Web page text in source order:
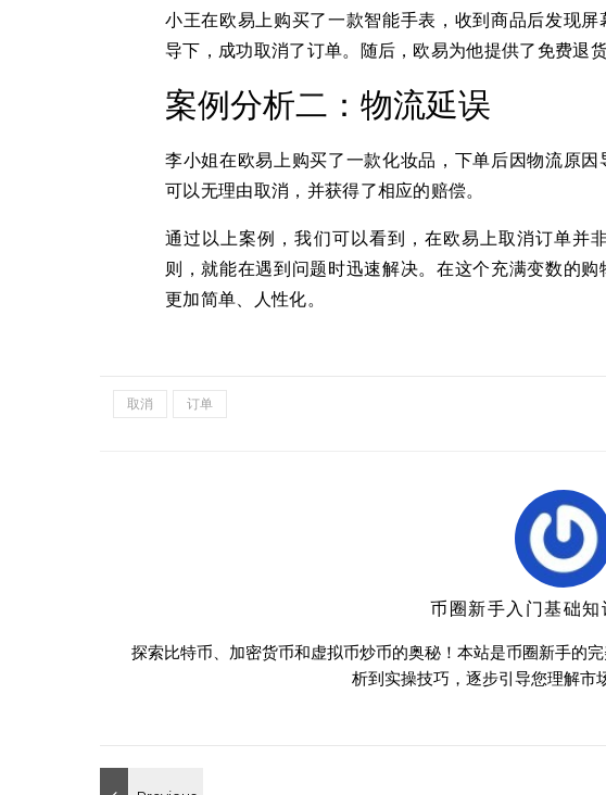
小王在欧易上购买了一款智能手表，收到商品后发现
导下，成功取消了订单。随后，欧易为他提供了免费退货
案例分析二：物流延误
李小姐在欧易上购买了一款化妆品，下单后因物流原
可以无理由取消，并获得了相应的赔偿。
通过以上案例，我们可以看到，在欧易上取消订单并
则，就能在遇到问题时迅速解决。在这个充满变数的
更加简单、人性化。
取消 订单
币圈新手入门基础
探索比特币、加密货币和虚拟币炒币的奥秘！本站是币圈新手的
析到实操技巧，逐步引导您理解市